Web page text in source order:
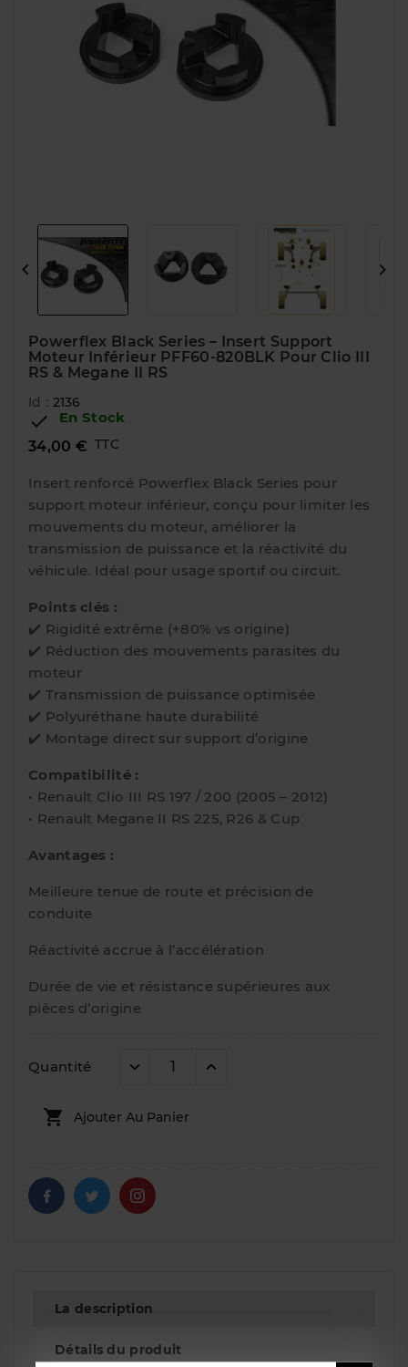
 
Powerflex Black Series – Insert Support
Moteur Inférieur PFF60-820BLK Pour Clio III
RS & Megane II RS
Id : 2136

En Stock
34,00 € TTC
Insert renforcé Powerflex Black Series pour
support moteur inférieur, conçu pour limiter les
mouvements du moteur, améliorer la
transmission de puissance et la réactivité du
véhicule. Idéal pour usage sportif ou circuit.
Points clés :
✔️ Rigidité extrême (+80% vs origine)
✔️ Réduction des mouvements parasites du
moteur
✔️ Transmission de puissance optimisée
✔️ Polyuréthane haute durabilité
✔️ Montage direct sur support d’origine
Compatibilité :
• Renault Clio III RS 197 / 200 (2005 – 2012)
• Renault Megane II RS 225, R26 & Cup
Avantages :
Meilleure tenue de route et précision de
conduite
Réactivité accrue à l’accélération
Durée de vie et résistance supérieures aux
pièces d’origine
Quantité
 Ajouter Au Panier
La description
Détails du produit